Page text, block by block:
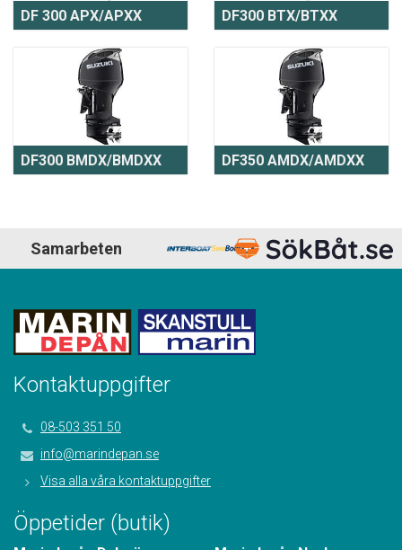
DF 300 APX/APXX DF300 BTX/BTXX
DF300 BMDX/BMDXX DF350 AMDX/AMDXX
Samarbeten
Kontaktuppgifter
08-503 351 50
info@marindepan.se
Visa alla våra kontaktuppgifter
Öppetider (butik)